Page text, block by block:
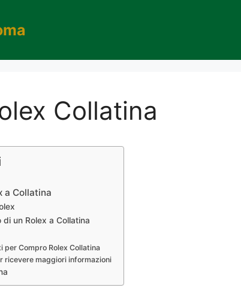
Collatina
a Collatina
di un Rolex a Collatina
per Compro Rolex Collatina
ricevere maggiori informazioni